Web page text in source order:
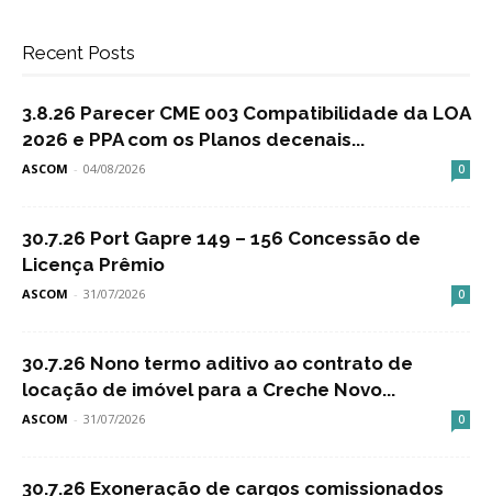
Recent Posts
3.8.26 Parecer CME 003 Compatibilidade da LOA
2026 e PPA com os Planos decenais...
ASCOM - 04/08/2026 0
30.7.26 Port Gapre 149 – 156 Concessão de
Licença Prêmio
ASCOM - 31/07/2026 0
30.7.26 Nono termo aditivo ao contrato de
locação de imóvel para a Creche Novo...
ASCOM - 31/07/2026 0
30.7.26 Exoneração de cargos comissionados